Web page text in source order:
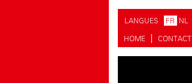
LANGUES FR NL
HOME
CONTACT